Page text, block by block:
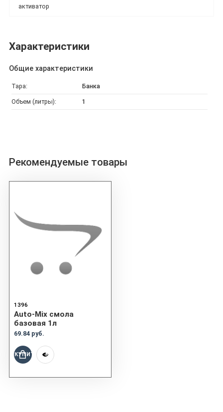
активатор
Характеристики
Общие характеристики
Тара: Банка
Объем (литры): 1
Рекомендуемые товары
1396
Auto-Mix смола
базовая 1л
69.84 руб.
КУПИТЬ